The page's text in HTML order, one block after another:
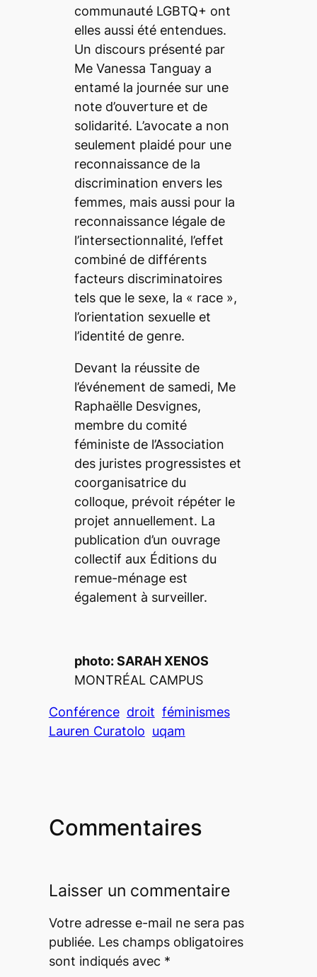
communauté LGBTQ+ ont
elles aussi été entendues.
Un discours présenté par
Me Vanessa Tanguay a
entamé la journée sur une
note d’ouverture et de
solidarité. L’avocate a non
seulement plaidé pour une
reconnaissance de la
discrimination envers les
femmes, mais aussi pour la
reconnaissance légale de
l’intersectionnalité, l’effet
combiné de différents
facteurs discriminatoires
tels que le sexe, la « race »,
l’orientation sexuelle et
l’identité de genre.
Devant la réussite de
l’événement de samedi, Me
Raphaëlle Desvignes,
membre du comité
féministe de l’Association
des juristes progressistes et
coorganisatrice du
colloque, prévoit répéter le
projet annuellement. La
publication d’un ouvrage
collectif aux Éditions du
remue-ménage est
également à surveiller.
photo: SARAH XENOS
MONTRÉAL CAMPUS
Conférence droit féminismes
Lauren Curatolo uqam
Commentaires
Laisser un commentaire
Votre adresse e-mail ne sera pas
publiée. Les champs obligatoires
sont indiqués avec *